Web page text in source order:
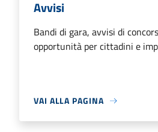
Avvisi
Bandi di gara, avvisi di
opportunità per cittadini e
VAI ALLA PAGINA